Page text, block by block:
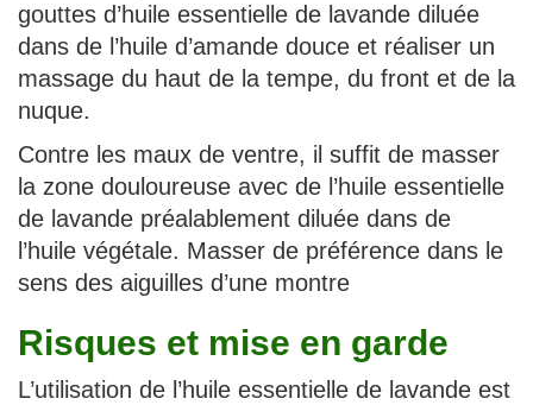
gouttes d’huile essentielle de lavande diluée
dans de l’huile d’amande douce et réaliser un
massage du haut de la tempe, du front et de la
nuque.
Contre les maux de ventre, il suffit de masser
la zone douloureuse avec de l’huile essentielle
de lavande préalablement diluée dans de
l’huile végétale. Masser de préférence dans le
sens des aiguilles d’une montre
Risques et mise en garde
L’utilisation de l’huile essentielle de lavande est